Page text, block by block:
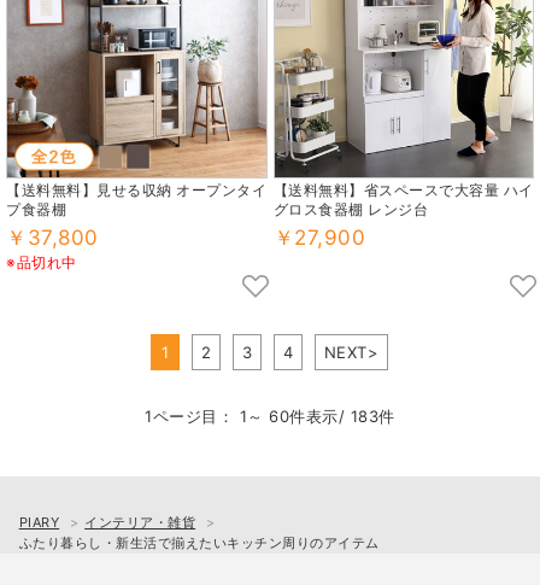
【送料無料】見せる収納 オープンタイ
プ食器棚
￥37,800
※品切れ中
【送料無料】省スペースで大容量 ハイ
グロス食器棚 レンジ台
￥27,900
1 2 3 4 NEXT>
1ページ目： 1～ 60件表示/ 183件
PIARY
インテリア・雑貨
ふたり暮らし・新生活で揃えたいキッチン周りのアイテム